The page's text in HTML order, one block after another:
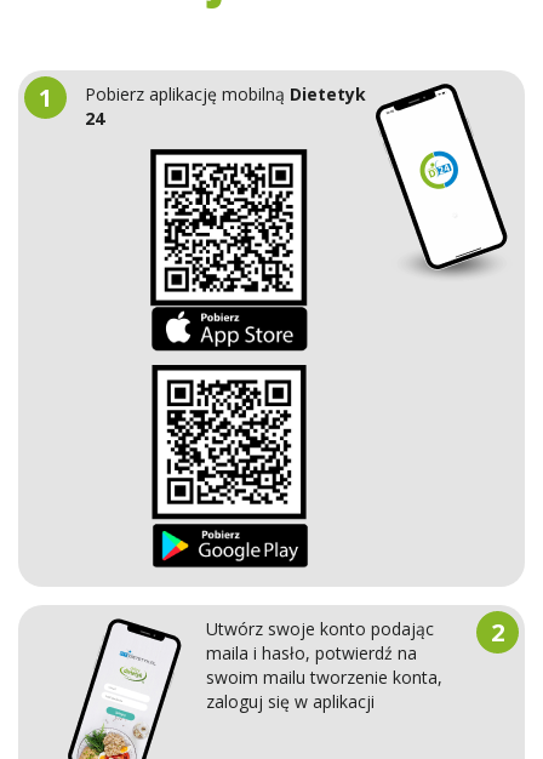
1 Pobierz aplikację mobilną Dietetyk
24
Utwórz swoje konto podając
maila i hasło, potwierdź na
swoim mailu tworzenie konta,
zaloguj się w aplikacji
2